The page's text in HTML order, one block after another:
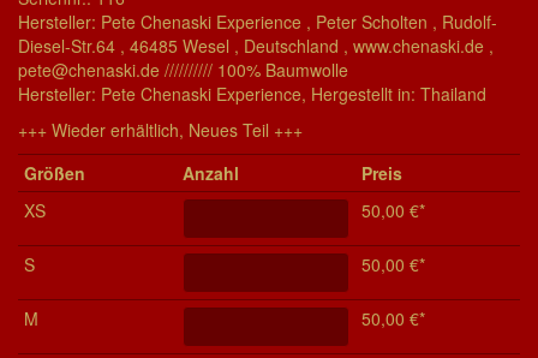
Hersteller: Pete Chenaski Experience , Peter Scholten , Rudolf-
Diesel-Str.64 , 46485 Wesel , Deutschland , www.chenaski.de ,
pete@chenaski.de ////////// 100% Baumwolle
Her­stel­ler: Pete Chenaski Experience, Her­ge­stel­lt in: Thailand
+++ Wieder erhältlich, Neues Teil +++
Grö­ßen
Anzahl
Preis
XS
50,00 €*
S 50,00 €*
M 50,00 €*